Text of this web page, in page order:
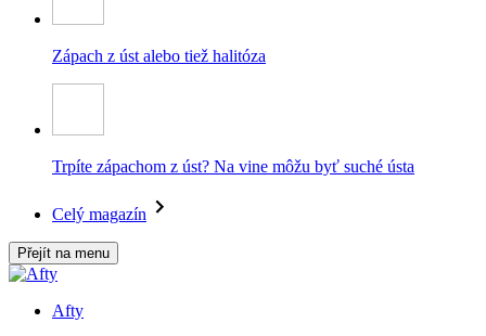
Zápach z úst alebo tiež halitóza
Trpíte zápachom z úst? Na vine môžu byť suché ústa
Celý magazín
Přejít na menu
Afty